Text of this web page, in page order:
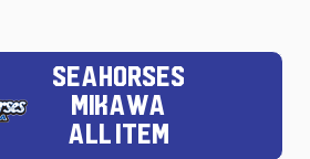
SEAHORSES
MIKAWA
ALL ITEM